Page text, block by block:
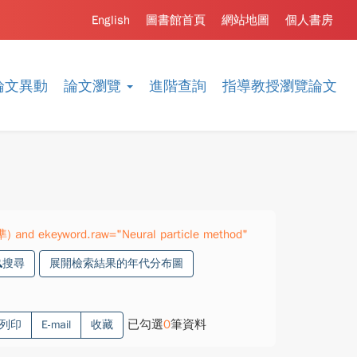
文異動 論文瀏覽 進階查詢 指導教授瀏覽論文
個人書房
網站地圖
圖書館首頁
English
and ekeyword.raw="Neural particle method"
搜尋 展開檢索結果的年代分布圖
列印 E-mail 收藏 已勾選0筆資料